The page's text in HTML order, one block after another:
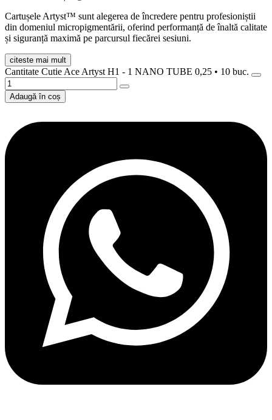
Cartușele Artyst™ sunt alegerea de încredere pentru profesioniștii
din domeniul micropigmentării, oferind performanță de înaltă calitate
și siguranță maximă pe parcursul fiecărei sesiuni.
citeste mai mult
Cantitate Cutie Ace Artyst H1 - 1 NANO TUBE 0,25 • 10 buc.
Adaugă în coș